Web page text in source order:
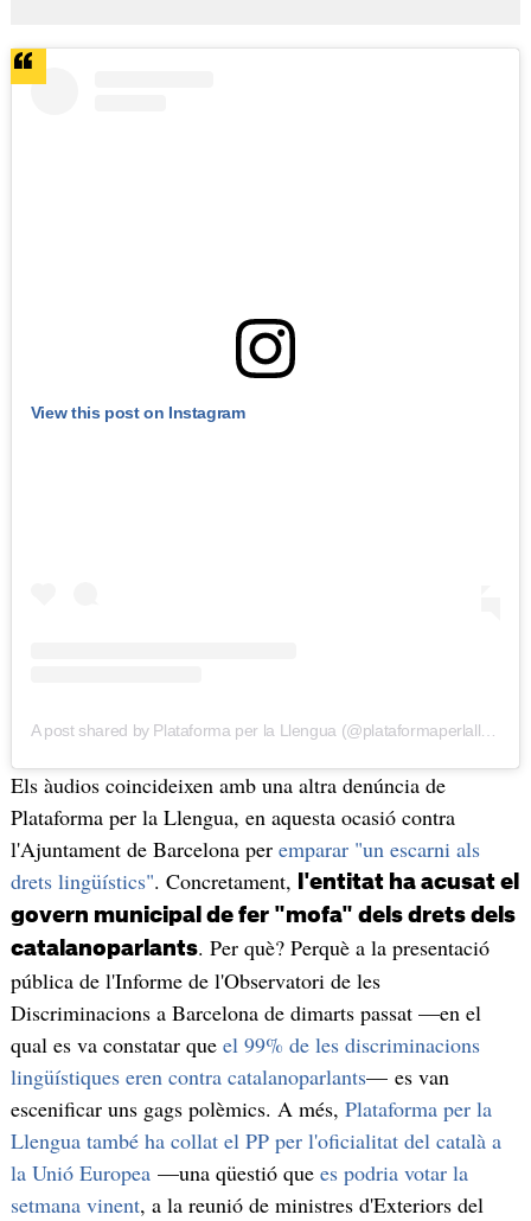
View this post on Instagram
A post shared by Plataforma per la Llengua (@plataformaperlallengua)
Els àudios coincideixen amb una altra denúncia de
Plataforma per la Llengua, en aquesta ocasió contra
l'Ajuntament de Barcelona per emparar "un escarni als
drets lingüístics". Concretament,
l'entitat ha acusat el
govern municipal de fer "mofa" dels drets dels
catalanoparlants. Per què? Perquè a la presentació
pública de l'Informe de l'Observatori de les
Discriminacions a Barcelona de dimarts passat —en el
qual es va constatar que el 99% de les discriminacions
lingüístiques eren contra catalanoparlants— es van
escenificar uns gags polèmics. A més, Plataforma per la
Llengua també ha collat el PP per l'oficialitat del català a
la Unió Europea—una qüestió que es podria votar la
setmana vinent, a la reunió de ministres d'Exteriors del